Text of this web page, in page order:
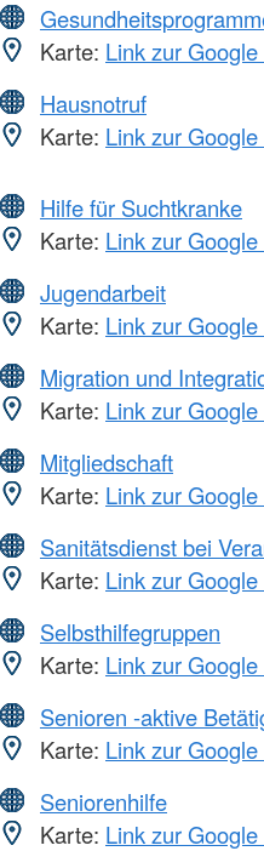
Karte: Link zur
Hausnotruf
Karte: Link zur
Hilfe für Suchtkranke
Karte: Link zur
Jugendarbeit
Karte: Link zur
Migration und
Karte: Link zur
Mitgliedschaft
Karte: Link zur
Sanitätsdienst bei
Karte: Link zur
Selbsthilfegruppen
Karte: Link zur
Senioren -aktive
Karte: Link zur
Seniorenhilfe
Karte: Link zur